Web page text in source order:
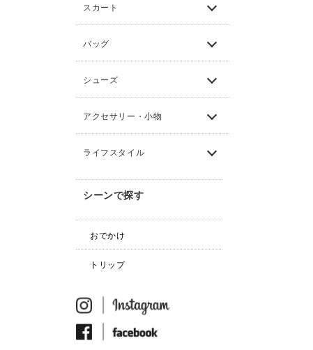
スカート
バッグ
シューズ
アクセサリー・小物
ライフスタイル
シーンで探す
おでかけ
トリップ